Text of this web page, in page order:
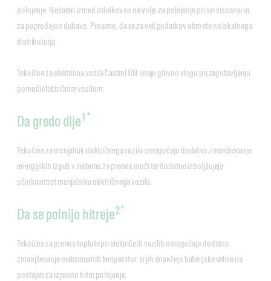
polnjenje. Nekateri izmed izdelkov so na voljo za polnjenje pri servisiranju in
za poprodajno dobavo. Prosimo, da se za več podatkov obrnete na lokalnega
distributerja.
Tekočine za električna vozila Castrol ON imajo glavno vlogo pri zagotavljanju
pomoči električnim vozilom:
Da gredo dlje1*
Tekočine za menjalnik električnega vozila omogočajo dodatno zmanjševanje
energijskih izgub v sistemu za prenos moči ter dodatno izboljšujejo
učinkovitost menjalnika električnega vozila.
Da se polnijo hitreje2*
Tekočine za prenos toplote pri električnih vozilih omogočajo dodatno
zmanjševanje maksimalnih temperatur, ki jih dosežejo baterijske celice na
postajah za izjemno hitro polnjenje.